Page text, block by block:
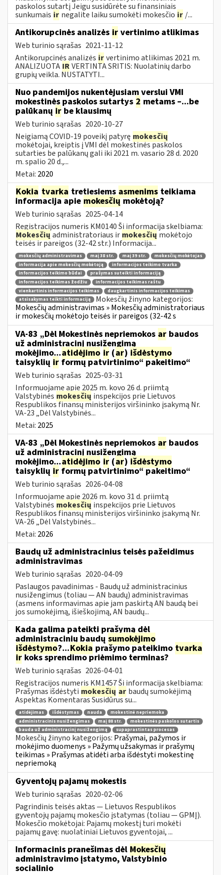
paskolos sutartį Jeigu susidūrėte su finansiniais
sunkumais ir negalite laiku sumokėti mokesčio ir /...
Antikorupcinės analizės ir vertinimo atlikimas
Web turinio sąrašas 2021-11-12
Antikorupcinės analizės irvertinimo atlikimas 2021 m.
ANALIZUOTA IRVERTINTA SRITIS: Nuolatinių darbo
grupių veikla. NUSTATYTI...
Nuo pandemijos nukentėjusiam verslui VMI
mokestinės paskolos sutartys 2 metams –...be
palūkanų ir be klausimų
Web turinio sąrašas 2020-10-27
Neigiamą COVID-19 poveikį patyrę mokesčių
mokėtojai, kreiptis į VMI dėl mokestinės paskolos
sutarties be palūkanų gali iki 2021 m. vasario 28 d. 2020
m. spalio 20 d.,...
Metai: 2020
Kokia tvarka tretiesiems asmenims teikiama
informacija apie mokesčiųmokėtoją?
Web turinio sąrašas 2025-04-14
Registracijos numeris KM0140 Ši informacija skelbiama:
Mokesčių administratoriaus ir mokesčių mokėtojo
teisės ir pareigos (32-42 str.) Informacija...
mokesčių administravimas maį 38 str. maį 39 str.
mokesčių mokėtojas
informacija apie mokesčių mokėtoją
informacijos teikimo tvarka
informacijos teikimo būdai
prašymas suteikti informaciją
informacijos teikimas žodžiu
informacijos teikimas raštu
vienkartinis informacijos teikimas
daugkartinis informacijos teikimas
atsisakymas teikti informaciją
Mokesčių žinyno kategorijos:
Mokesčių administravimas » Mokesčių administratoriaus
ir mokesčių mokėtojo teisės ir pareigos (32-42 s
VA-83 „Dėl Mokestinės nepriemokos ar baudos
už administracinį nusižengimą
mokėjimo...atidėjimo ir (ar) išdėstymo
taisyklių ir formų patvirtinimo“ pakeitimo“
Web turinio sąrašas 2025-03-31
Informuojame apie 2025 m. kovo 26 d. priimtą
Valstybinės mokesčių inspekcijos prie Lietuvos
Respublikos finansų ministerijos viršininko įsakymą Nr.
VA-23 „Dėl Valstybinės...
Metai: 2025
VA-83 „Dėl Mokestinės nepriemokos ar baudos
už administracinį nusižengimą
mokėjimo...atidėjimo ir (ar) išdėstymo
taisyklių ir formų patvirtinimo“ pakeitimo“
Web turinio sąrašas 2026-04-08
Informuojame apie 2026 m. kovo 31 d. priimtą
Valstybinės mokesčių inspekcijos prie Lietuvos
Respublikos finansų ministerijos viršininko įsakymą Nr.
VA-26 „Dėl Valstybinės...
Metai: 2026
Baudų už administracinius teisės pažeidimus
administravimas
Web turinio sąrašas 2020-04-09
Paslaugos pavadinimas - Baudų už administracinius
nusižengimus (toliau — AN baudų) administravimas
(asmens informavimas apie jam paskirtą AN baudą bei
jos sumokėjimą, išieškojimą, AN baudų...
Kada galima pateikti prašymą dėl
administracinių baudų sumokėjimo
išdėstymo?...Kokia prašymo pateikimo tvarka
irkoks sprendimo priėmimo terminas?
Web turinio sąrašas 2026-04-01
Registracijos numeris KM1457 Ši informacija skelbiama:
Prašymas išdėstyti mokesčių ar baudų sumokėjimą
Aspektas Komentaras Susidūrus su...
atidėjimas išdėstymas nauda
mokestinė nepriemoka
administracinis nusižengimas
maį 88 str.
mokestinės paskolos sutartis
bauda už administracinį nusižengimą
supaprastintas procesas
Mokesčių žinyno kategorijos: Prašymai, pažymos ir
mokėjimo duomenys » Pažymų užsakymas ir prašymų
teikimas » Prašymas atidėti arba išdėstyti mokestinę
nepriemoką
Gyventojų pajamų mokestis
Web turinio sąrašas 2020-02-06
Pagrindinis teisės aktas — Lietuvos Respublikos
gyventojų pajamų mokesčio įstatymas (toliau — GPMĮ).
Mokesčio mokėtojai: Pajamų mokestį turi mokėti
pajamų gavę: nuolatiniai Lietuvos gyventojai, ...
Informacinis pranešimas dėl Mokesčių
administravimo įstatymo, Valstybinio
socialinio